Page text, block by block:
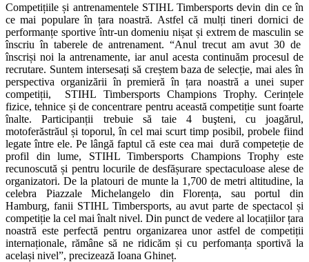
Competițiile și antrenamentele STIHL Timbersports devin din ce în
ce mai populare în țara noastră. Astfel că mulți tineri dornici de
performanțe sportive într-un domeniu nișat și extrem de masculin se
înscriu în taberele de antrenament. “Anul trecut am avut 30 de
înscriși noi la antrenamente, iar anul acesta continuăm procesul de
recrutare. Suntem intersesați să creștem baza de selecție, mai ales în
perspectiva organizării în premieră în țara noastră a unei super
competiții, STIHL Timbersports Champions Trophy. Cerințele
fizice, tehnice și de concentrare pentru această competiție sunt foarte
înalte. Participanții trebuie să taie 4 buşteni, cu joagărul,
motoferăstrăul și toporul, în cel mai scurt timp posibil, probele fiind
legate între ele. Pe lângă faptul că este cea mai dură competeție de
profil din lume, STIHL Timbersports Champions Trophy este
recunoscută și pentru locurile de desfășurare spectaculoase alese de
organizatori. De la platouri de munte la 1,700 de metri altitudine, la
celebra Piazzale Michelangelo din Florența, sau portul din
Hamburg, fanii STIHL Timbersports, au avut parte de spectacol și
competiție la cel mai înalt nivel. Din punct de vedere al locațiilor țara
noastră este perfectă pentru organizarea unor astfel de competiții
internaționale, rămâne să ne ridicăm și cu perfomanța sportivă la
același nivel”, precizează Ioana Ghineț.